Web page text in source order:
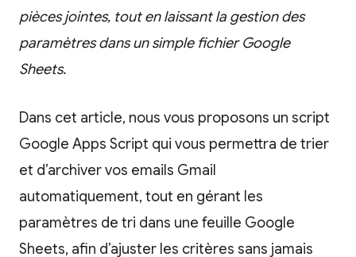
pièces jointes, tout en laissant la gestion des
paramètres dans un simple fichier Google
Sheets.
Dans cet article, nous vous proposons un script
Google Apps Script qui vous permettra de trier
et d’archiver vos emails Gmail
automatiquement, tout en gérant les
paramètres de tri dans une feuille Google
Sheets, afin d’ajuster les critères sans jamais